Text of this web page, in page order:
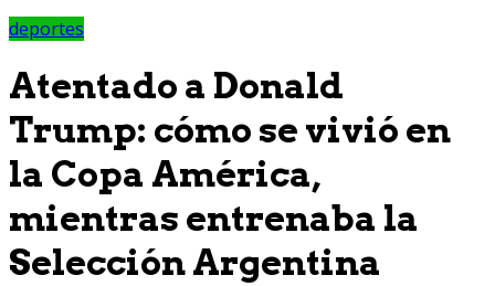
deportes
Atentado a Donald
Trump: cómo se vivió en
la Copa América,
mientras entrenaba la
Selección Argentina